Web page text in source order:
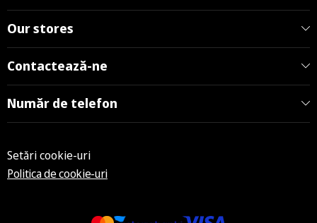
Our stores
Contactează-ne
Număr de telefon
Setări cookie-uri
Politica de cookie-uri